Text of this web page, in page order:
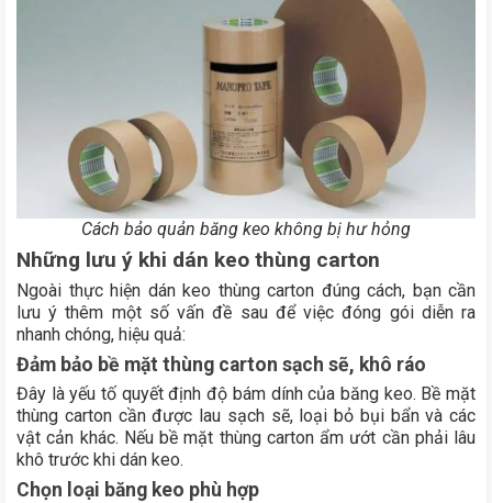
Cách bảo quản băng keo không bị hư hỏng
Những lưu ý khi dán keo thùng carton
Ngoài thực hiện dán keo thùng carton đúng cách, bạn cần
lưu ý thêm một số vấn đề sau để việc đóng gói diễn ra
nhanh chóng, hiệu quả:
Đảm bảo bề mặt thùng carton sạch sẽ, khô ráo
Đây là yếu tố quyết định độ bám dính của băng keo. Bề mặt
thùng carton cần được lau sạch sẽ, loại bỏ bụi bẩn và các
vật cản khác. Nếu bề mặt thùng carton ẩm ướt cần phải lâu
khô trước khi dán keo.
Chọn loại băng keo phù hợp